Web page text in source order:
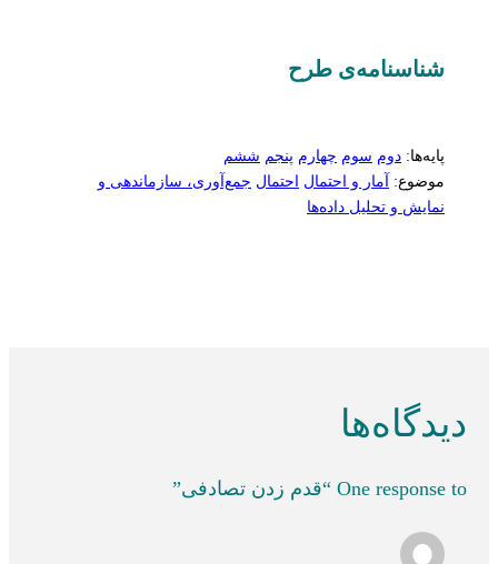
شناسنامه‌ی طرح
پایه‌ها: دوم سوم چهارم پنجم ششم
موضوع:
آمار و احتمال احتمال جمع‌آوری، سازماندهی و
نمایش و تحلیل داده‌ها
دیدگاه‌ها
One response to “قدم زدن تصادفی”